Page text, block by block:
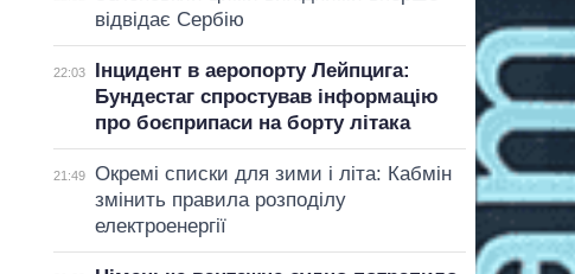
відвідає Сербію
22:03
Інцидент в аеропорту Лейпцига:
Бундестаг спростував інформацію
про боєприпаси на борту літака
21:49
Окремі списки для зими і літа: Кабмін
змінить правила розподілу
електроенергії